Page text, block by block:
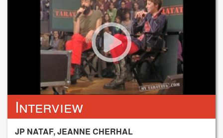
Interview
JP NATAF, JEANNE CHERHAL